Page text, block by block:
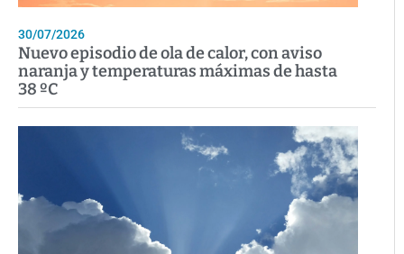
30/07/2026
Nuevo episodio de ola de calor, con aviso
naranja y temperaturas máximas de hasta
38 ºC